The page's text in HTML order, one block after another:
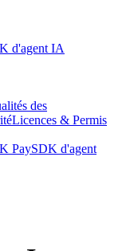
d'agent IA
des
Licences & Permis
PaySDK d'agent